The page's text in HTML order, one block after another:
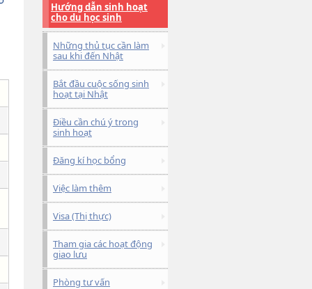
Hướng dẫn sinh hoạt
cho du học sinh
Những thủ tục cần làm
sau khi đến Nhật
Bắt đầu cuộc sống sinh
hoạt tại Nhật
Điều cần chú ý trong
sinh hoạt
Đăng kí học bổng
Việc làm thêm
Visa (Thị thực)
Tham gia các hoạt động
giao lưu
Phòng tư vấn